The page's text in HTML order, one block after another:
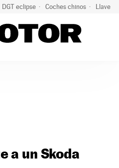
DGT eclipse Coches chinos Llaves
a un Skoda